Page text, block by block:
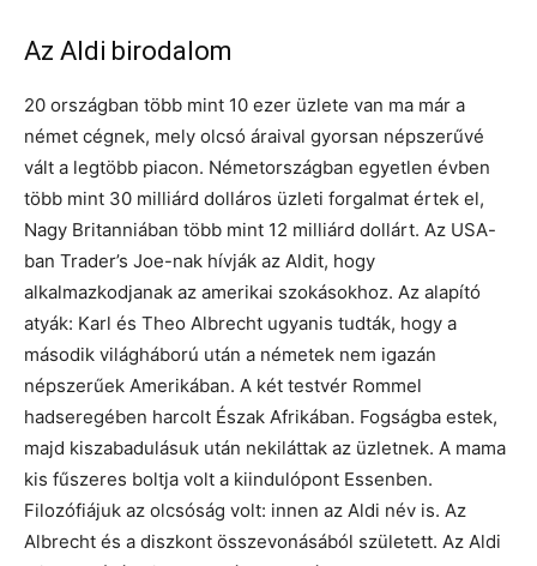
Az Aldi birodalom
20 országban több mint 10 ezer üzlete van ma már a
német cégnek, mely olcsó áraival gyorsan népszerűvé
vált a legtöbb piacon. Németországban egyetlen évben
több mint 30 milliárd dolláros üzleti forgalmat értek el,
Nagy Britanniában több mint 12 milliárd dollárt. Az USA-
ban Trader’s Joe-nak hívják az Aldit, hogy
alkalmazkodjanak az amerikai szokásokhoz. Az alapító
atyák: Karl és Theo Albrecht ugyanis tudták, hogy a
második világháború után a németek nem igazán
népszerűek Amerikában. A két testvér Rommel
hadseregében harcolt Észak Afrikában. Fogságba estek,
majd kiszabadulásuk után nekiláttak az üzletnek. A mama
kis fűszeres boltja volt a kiindulópont Essenben.
Filozófiájuk az olcsóság volt: innen az Aldi név is. Az
Albrecht és a diszkont összevonásából született. Az Aldi